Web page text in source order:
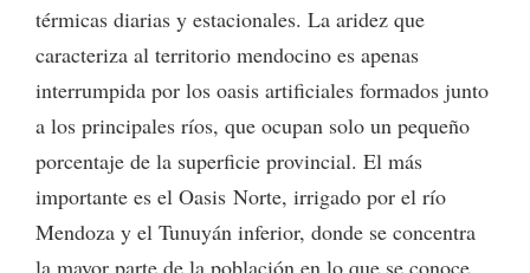
térmicas diarias y estacionales. La aridez que
caracteriza al territorio mendocino es apenas
interrumpida por los oasis artificiales formados junto
a los principales ríos, que ocupan solo un pequeño
porcentaje de la superficie provincial. El más
importante es el Oasis Norte, irrigado por el río
Mendoza y el Tunuyán inferior, donde se concentra
la mayor parte de la población en lo que se conoce